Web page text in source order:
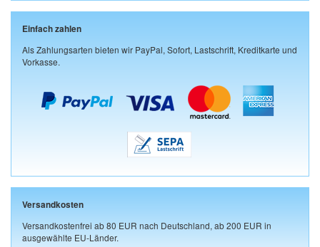
Einfach zahlen
Als Zahlungsarten bieten wir PayPal, Sofort, Lastschrift, Kreditkarte und
Vorkasse.
Versandkosten
Versandkostenfrei ab 80 EUR nach Deutschland, ab 200 EUR in
ausgewählte EU-Länder.